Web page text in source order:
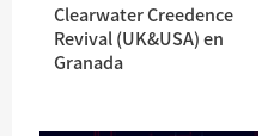
Clearwater Creedence
Revival (UK&USA) en
Granada